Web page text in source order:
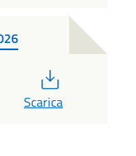
Scarica